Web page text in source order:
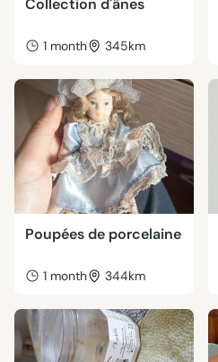
Collection d'ânes
1 month 345km
Poupées de porcelaine
1 month 344km